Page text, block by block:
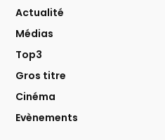
Actualité
Médias
Top3
Gros titre
Cinéma
Evènements